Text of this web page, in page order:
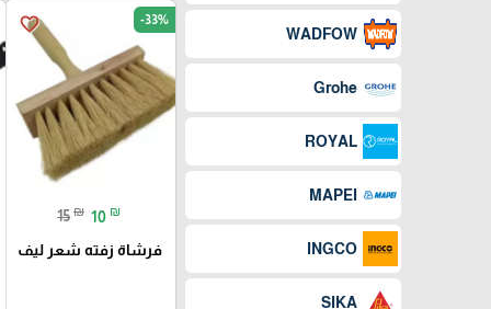
WADFOW
Grohe
ROYAL
MAPEI
INGCO
SIKA
favorite_border -33%
15 ₪ 10 ₪
فرشاة زفته شعر ليف